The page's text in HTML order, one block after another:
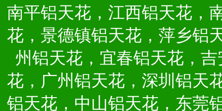
南平铝天花，江西铝天花，
花，景德镇铝天花，萍乡铝
州铝天花，宜春铝天花，
花，广州铝天花，深圳铝天
铝天花，中山铝天花，东莞